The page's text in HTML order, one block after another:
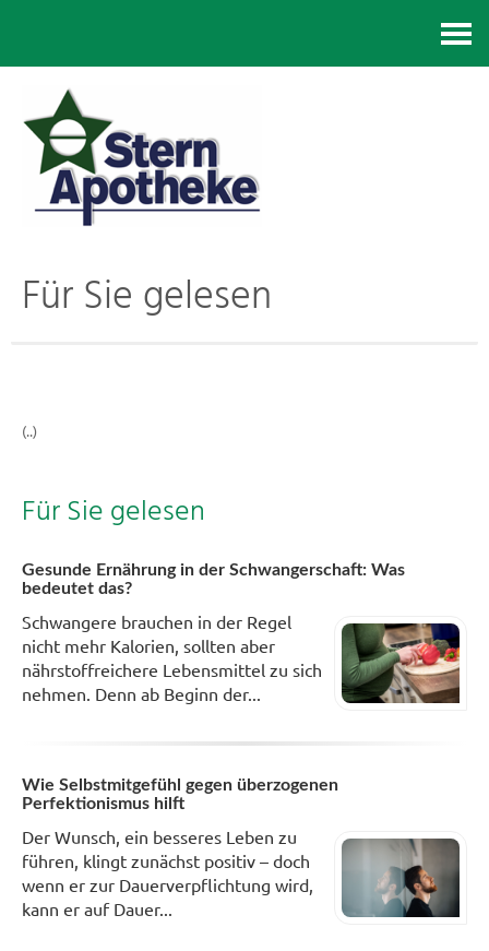
Für Sie gelesen
(..)
Für Sie gelesen
Gesunde Ernährung in der Schwangerschaft: Was
bedeutet das?
Schwangere brauchen in der Regel
nicht mehr Kalorien, sollten aber
nährstoffreichere Lebensmittel zu sich
nehmen. Denn ab Beginn der...
Wie Selbstmitgefühl gegen überzogenen
Perfektionismus hilft
Der Wunsch, ein besseres Leben zu
führen, klingt zunächst positiv – doch
wenn er zur Dauerverpflichtung wird,
kann er auf Dauer...